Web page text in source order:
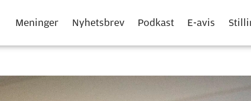
Meninger Nyhetsbrev Podkast E-avis